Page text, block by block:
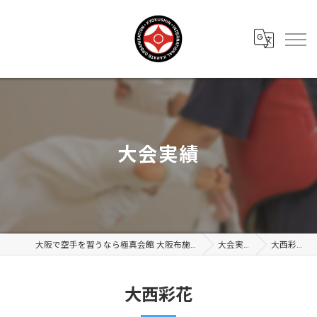
大会実績
大阪で空手を習うなら極真会館 大阪布施支部 大会実績 大西彩花
大西彩花